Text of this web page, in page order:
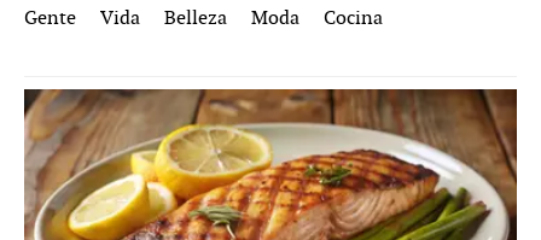
Gente Vida Belleza Moda Cocina